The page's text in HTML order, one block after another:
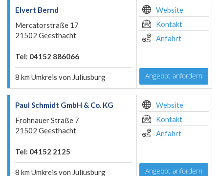
Elvert Bernd
Mercatorstraße 17
21502 Geesthacht
Tel: 04152 886066
8 km Umkreis von Juliusburg
Website
Kontakt
Anfahrt
Angebot anfordern
Paul Schmidt GmbH & Co. KG
Frohnauer Straße 7
21502 Geesthacht
Tel: 04152 2125
8 km Umkreis von Juliusburg
Website
Kontakt
Anfahrt
Angebot anfordern